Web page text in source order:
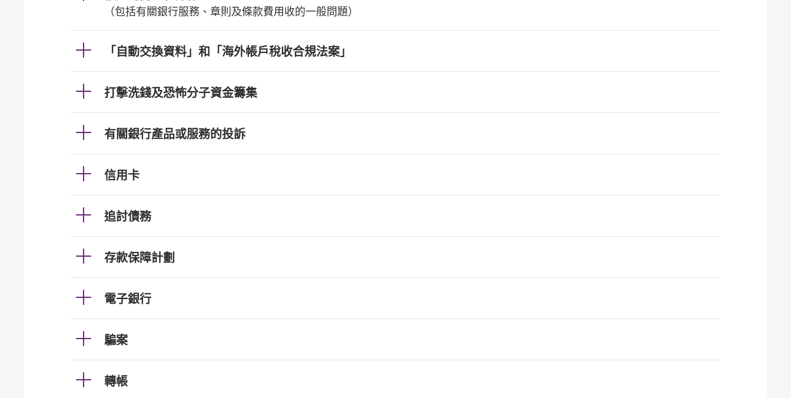
（包括有關銀行服務、章則及條款費用收的一般問題）
「自動交換資料」和「海外帳戶稅收合規法案」
打擊洗錢及恐怖分子資金籌集
有關銀行產品或服務的投訴
信用卡
追討債務
存款保障計劃
電子銀行
騙案
轉帳